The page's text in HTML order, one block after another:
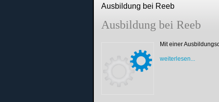
Ausbildung bei Reeb
Ausbildung bei Reeb
Mit einer
weiterlesen...